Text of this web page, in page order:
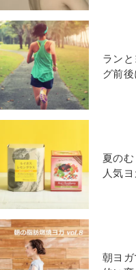
ラン
グ前
夏の
人気
朝ヨガ